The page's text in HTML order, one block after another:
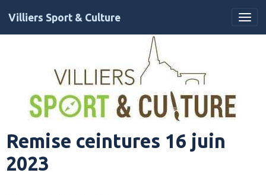
Villiers Sport & Culture
Remise ceintures 16 juin
2023